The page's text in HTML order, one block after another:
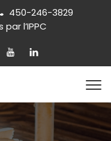
450-246-3829
l’IPPC